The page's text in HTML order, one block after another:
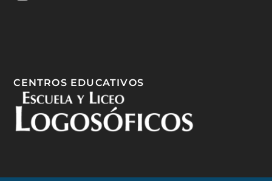
CENTROS EDUCATIVOS